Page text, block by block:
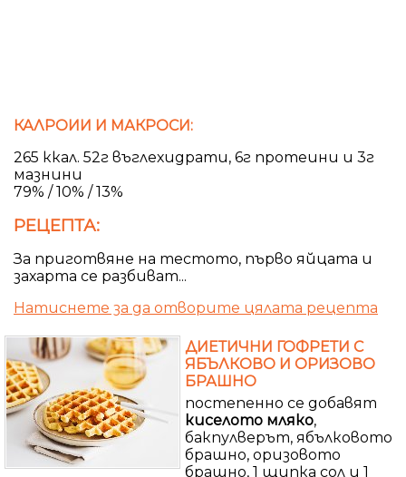
КАЛРОИИ И МАКРОСИ:
265 ккал. 52г въглехидрати, 6г протеини и 3г
мазнини
79% / 10% / 13%
РЕЦЕПТА:
За приготвяне на тестото, първо яйцата и
захарта се разбиват...
Натиснете за да отворите цялата рецепта
ДИЕТИЧНИ ГОФРЕТИ С
ЯБЪЛКОВО И ОРИЗОВО
БРАШНО
постепенно се добавят
киселото мляко,
бакпулверът, ябълковото
брашно, оризовото
брашно, 1 щипка сол и 1